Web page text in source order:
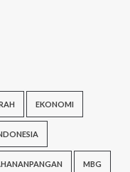
EKONOMI
MBG